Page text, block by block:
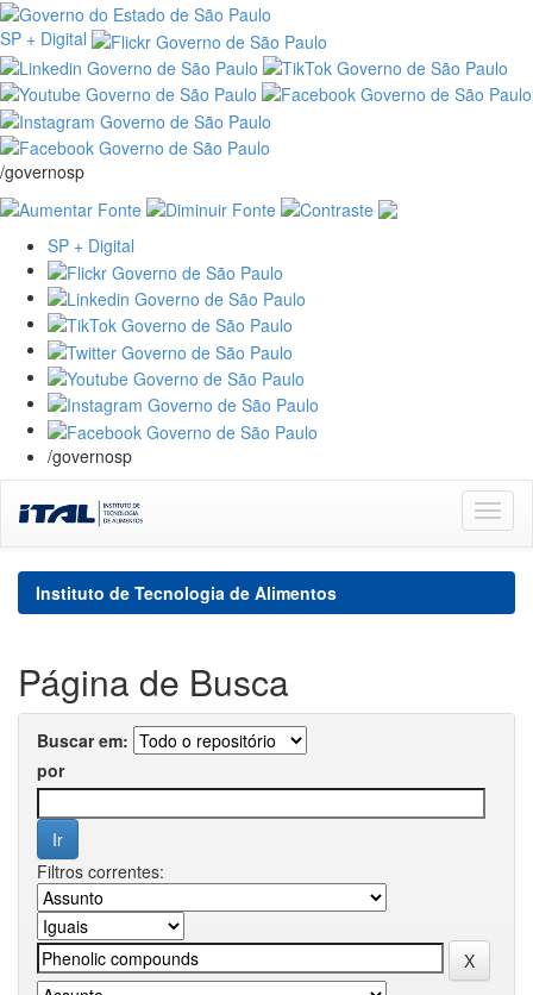
SP + Digital
/governosp
SP + Digital
/governosp
navigation
Instituto de Tecnologia de Alimentos
Página de Busca
Buscar em:
por
Filtros correntes: